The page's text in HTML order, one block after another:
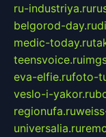
ru-industriya.ru
belgorod-day.ru
medic-today.ru
teensvoice.ru
eva-elfie.rufoto-
veslo-i-yakor.ru
regionufa.ru
universalia.ru